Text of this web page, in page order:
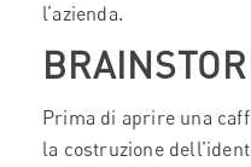
l’azienda.
Prima di aprire una
la costruzione